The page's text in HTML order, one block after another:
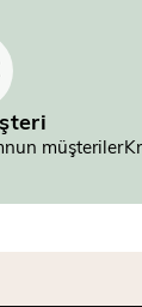
müşteriler